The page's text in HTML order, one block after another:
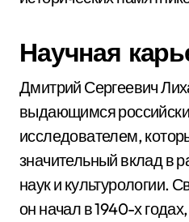
Научная
Дмитрий Сергеевич
выдающимся
исследователем,
значительный вклад в
наук и культурологии.
он начал в 1940-х